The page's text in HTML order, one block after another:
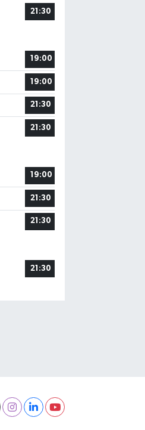
21:30
19:00
19:00
21:30
21:30
19:00
21:30
21:30
21:30